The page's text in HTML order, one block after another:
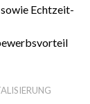
Echtzeit-